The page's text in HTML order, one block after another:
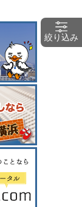
絞り込み